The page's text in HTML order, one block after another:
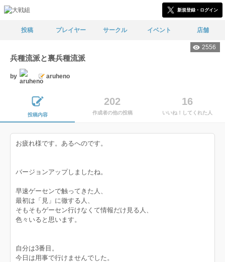
新規登録・ログイン
投稿 プレイヤー サークル イベント 店舗
2556
兵種流派と裏兵種流派
by aruheno
投稿内容
202
作成者の他の投稿
16
いいね！してくれた人
お疲れ様です。あるへのです。
バージョンアップしましたね。
早速ゲーセンで触ってきた人、
最初は「見」に徹する人、
そもそもゲーセン行けなくて情報だけ見る人、
色々いると思います。
自分は3番目。
今日は用事で行けませんでした。